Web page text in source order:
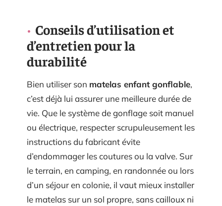
Conseils d’utilisation et
d’entretien pour la
durabilité
Bien utiliser son matelas enfant gonflable,
c’est déjà lui assurer une meilleure durée de
vie. Que le système de gonflage soit manuel
ou électrique, respecter scrupuleusement les
instructions du fabricant évite
d’endommager les coutures ou la valve. Sur
le terrain, en camping, en randonnée ou lors
d’un séjour en colonie, il vaut mieux installer
le matelas sur un sol propre, sans cailloux ni